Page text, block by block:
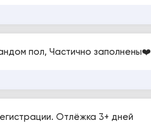
пол, Частично заполнены❤️
Отлёжка 3+ дней